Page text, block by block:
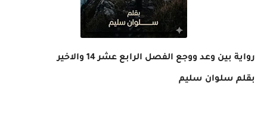
رواية بين وعد ووجع الفصل الرابع عشر 14 والاخير
بقلم سلوان سليم